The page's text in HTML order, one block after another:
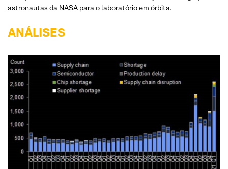
astronautas da NASA para o laboratório em órbita.
ANÁLISES